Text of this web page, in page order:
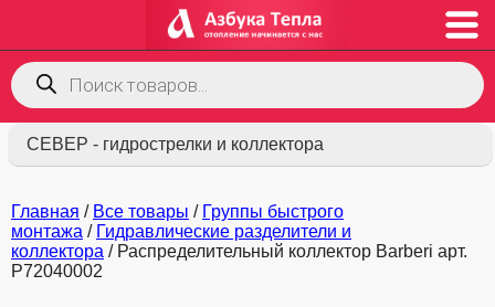
Поиск
товаров
СЕВЕР - гидрострелки и коллектора
Главная / Все товары / Группы быстрого
монтажа / Гидравлические разделители и
коллектора / Распределительный коллектор Barberi арт.
P72040002